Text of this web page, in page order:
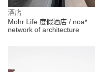
酒店
Mohr Life 度假酒店 / noa*
network of architecture